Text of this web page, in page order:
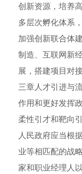
创新资源，培养
多层次孵化体系
加强创新联合体
制造、互联网新
展，搭建项目对
三章人才引进与
作用和更好发挥
柔性引才和靶向
人民政府应当根
业等相匹配的战
家和职业经理人